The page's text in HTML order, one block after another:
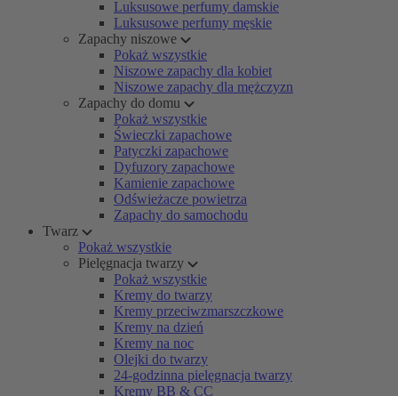
Luksusowe perfumy damskie
Luksusowe perfumy męskie
Zapachy niszowe
Pokaż wszystkie
Niszowe zapachy dla kobiet
Niszowe zapachy dla mężczyzn
Zapachy do domu
Pokaż wszystkie
Świeczki zapachowe
Patyczki zapachowe
Dyfuzory zapachowe
Kamienie zapachowe
Odświeżacze powietrza
Zapachy do samochodu
Twarz
Pokaż wszystkie
Pielęgnacja twarzy
Pokaż wszystkie
Kremy do twarzy
Kremy przeciwzmarszczkowe
Kremy na dzień
Kremy na noc
Olejki do twarzy
24-godzinna pielęgnacja twarzy
Kremy BB & CC